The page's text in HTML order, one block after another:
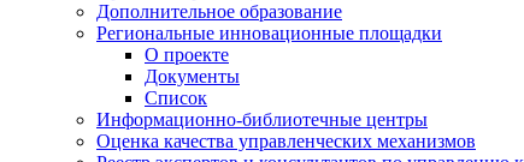
Дополнительное образование
Региональные инновационные площадки
О проекте
Документы
Список
Информационно-библиотечные центры
Оценка качества управленческих механизмов